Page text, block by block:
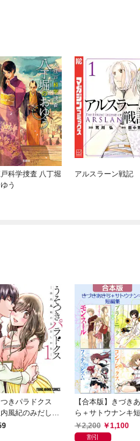
科学捜査 八丁堀
う
アルスラーン戦記
つきパラドクス
風紀のみだしか
電子限定おまけ
【合本版】きづき
ら＋サトウナンキ短
集2,200 1,100
割引